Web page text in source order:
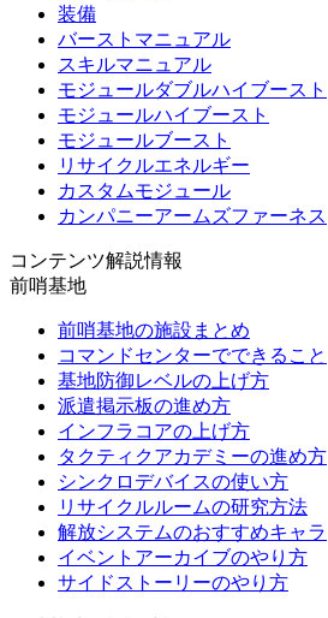
装備
バーストマニュアル
スキルマニュアル
モジュールダブルハイブースト
モジュールハイブースト
モジュールブースト
リサイクルエネルギー
カスタムモジュール
カンパニーアームズファーネス
コンテンツ解説情報
前哨基地
前哨基地の施設まとめ
コマンドセンターでできること
基地防御レベルの上げ方
派遣掲示板の進め方
インフラコアの上げ方
タクティクアカデミーの進め方
シンクロデバイスの使い方
リサイクルルームの研究方法
解放システムのおすすめキャラ
イベントアーカイブのやり方
サイドストーリーのやり方